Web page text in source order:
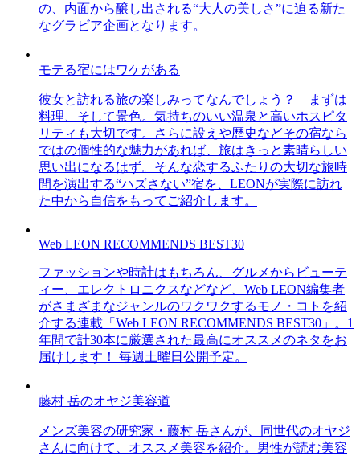
の、内面から醸し出される“大人の美しさ”に迫る新た
なグラビア企画となります。
モテる宿にはワケがある
彼女と訪れる旅の楽しみってなんでしょう？ まずは
料理、そして景色。気持ちのいい温泉と高いホスピタ
リティも大切です。さらに設えや歴史などその宿なら
ではの個性的な魅力があれば、旅はきっと素晴らしい
思い出になるはず。そんな恋するふたりの大切な旅時
間を演出する“ハズさない”宿を、LEONが実際に訪れ
た中から自信をもってご紹介します。
Web LEON RECOMMENDS BEST30
ファッションや時計はもちろん、グルメからビューテ
ィー、エレクトロニクスなどなど、Web LEON編集者
がさまざまなジャンルのワクワクするモノ・コトを紹
介する連載「Web LEON RECOMMENDS BEST30」。1
年間で計30本に厳選された最高にオススメのネタをお
届けします！ 毎週土曜日公開予定。
藤村 岳のオヤジ美容道
メンズ美容の研究家・藤村 岳さんが、同世代のオヤジ
さんに向けて、オススメ美容を紹介。男性が読む美容